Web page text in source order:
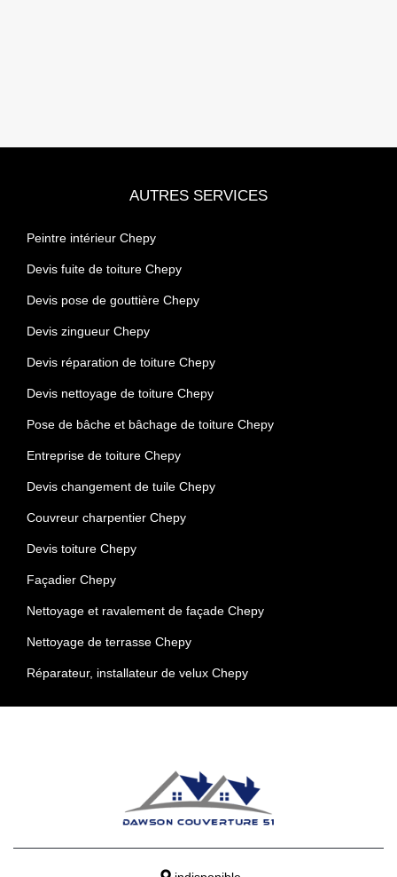
AUTRES SERVICES
Peintre intérieur Chepy
Devis fuite de toiture Chepy
Devis pose de gouttière Chepy
Devis zingueur Chepy
Devis réparation de toiture Chepy
Devis nettoyage de toiture Chepy
Pose de bâche et bâchage de toiture Chepy
Entreprise de toiture Chepy
Devis changement de tuile Chepy
Couvreur charpentier Chepy
Devis toiture Chepy
Façadier Chepy
Nettoyage et ravalement de façade Chepy
Nettoyage de terrasse Chepy
Réparateur, installateur de velux Chepy